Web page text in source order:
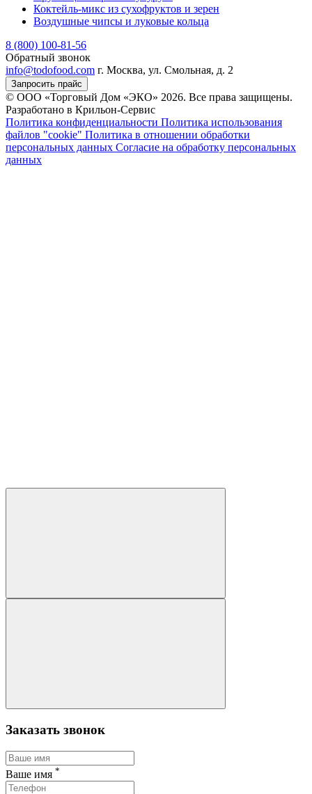
Коктейль-микс из сухофруктов и зерен
Воздушные чипсы и луковые кольца
8 (800) 100-81-56
Обратный звонок
info@todofood.com г. Москва, ул. Смольная, д. 2
Запросить прайс
© ООО «Торговый Дом «ЭКО» 2026. Все права защищены.
Разработано в Крильон-Сервис
Политика конфиденциальности Политика использования
файлов "cookie" Политика в отношении обработки
персональных данных Согласие на обработку персональных
данных
Заказать звонок
Ваше имя *